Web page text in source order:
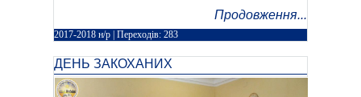
Продовження...
2017-2018 н/р | Переходів: 283
ДЕНЬ ЗАКОХАНИХ